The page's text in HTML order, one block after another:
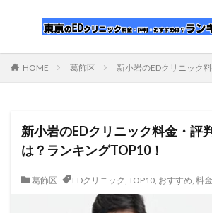
HOME 葛飾区 新小岩のEDクリニック
新小岩のEDクリニック料金・評
は？ランキングTOP10！
葛飾区 EDクリニック, TOP10, おすすめ, 料金